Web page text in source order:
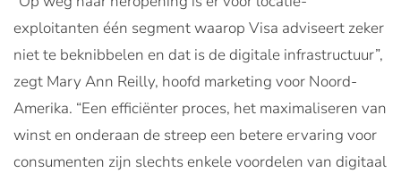
exploitanten één segment waarop Visa adviseert zeker
niet te beknibbelen en dat is de digitale infrastructuur”,
zegt Mary Ann Reilly, hoofd marketing voor Noord-
Amerika. “Een efficiënter proces, het maximaliseren van
winst en onderaan de streep een betere ervaring voor
consumenten zijn slechts enkele voordelen van digitaal